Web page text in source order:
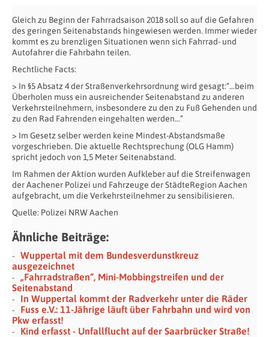
Gleich zu Beginn der Fahrradsaison 2018 soll so auf die Gefahren
des geringen Seitenabstands hingewiesen werden. Immer wieder
kommt es zu brenzligen Situationen wenn sich Fahrrad- und
Autofahrer die Fahrbahn teilen.
Rechtliche Facts:
> In §5 Absatz 4 der Straßenverkehrsordnung wird gesagt:“…beim
Überholen muss ein ausreichender Seitenabstand zu anderen
Verkehrsteilnehmern, insbesondere zu den zu Fuß Gehenden und
zu den Rad Fahrenden eingehalten werden…“
> Im Gesetz selber werden keine Mindest-Abstandsmaße
vorgeschrieben. Die aktuelle Rechtsprechung (OLG Hamm)
spricht jedoch von 1,5 Meter Seitenabstand.
Im Rahmen der Aktion wurden Aufkleber auf die Streifenwagen
der Aachener Polizei und Fahrzeuge der StädteRegion Aachen
aufgebracht, um die Verkehrsteilnehmer zu sensibilisieren.
Quelle: Polizei NRW Aachen
Ähnliche Beiträge:
Wuppertal mit dem Bundesverdunstkreuz
ausgezeichnet
„Fahrradstraßen“, Mini-Mobbingstreifen und der
Seitenabstand
In Wuppertal kommt der Radverkehr unter die Räder
Fuss e.V.: 11-Jährige läuft über Fahrbahn und wird von
Pkw erfasst!
Kind erfasst - Unfallflucht auf der Saarbrücker Straße!